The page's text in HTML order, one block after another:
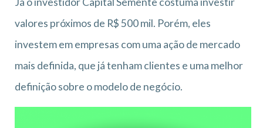
valores próximos de R$ 500 mil. Porém, eles
investem em empresas com uma ação de mercado
mais definida, que já tenham clientes e uma melhor
definição sobre o modelo de negócio.